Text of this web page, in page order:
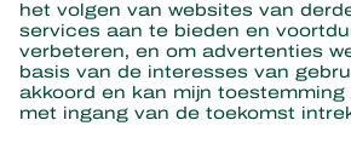
Partners with Nature
Roofmijten